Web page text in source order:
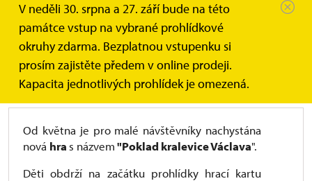
V neděli 30. srpna a 27. září bude na této
památce vstup na vybrané prohlídkové
okruhy zdarma. Bezplatnou vstupenku si
prosím zajistěte předem v online prodeji.
Kapacita jednotlivých prohlídek je omezená.
Bezděz Pro školy, školky, děti
PRO RODINY S DĚTMI:
Od května je pro malé návštěvníky nachystána
nová hra s názvem"Poklad kralevice Václava".
Děti obdrží na začátku prohlídky hrací kartu